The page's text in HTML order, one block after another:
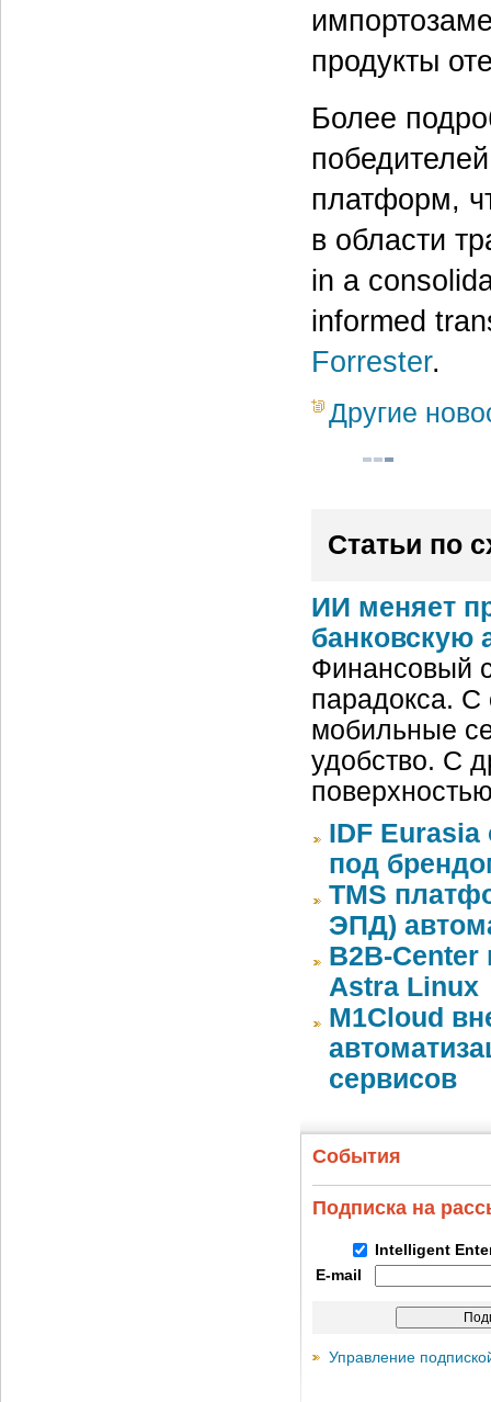
продукты
Более
платформ,
в области
in a
informed
Forrester.
Другие
Статьи по
ИИ меняет
банковскую
Финансовый
парадокса. С
мобильные
удобство. С
IDF
под
TMS
ЭПД)
B2B-Center
Astra Linux
M1Cloud
сервисов
События
Подписка на
Intelligent
E-mail
Управление